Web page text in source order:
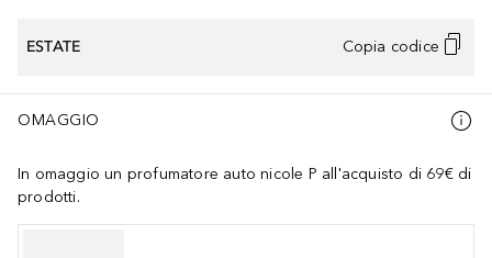
ESTATE Copia codice
OMAGGIO
In omaggio un profumatore auto nicole P all'acquisto di 69€ di
prodotti.